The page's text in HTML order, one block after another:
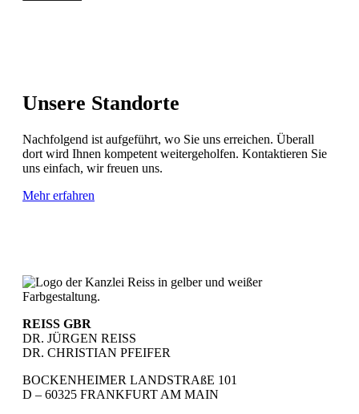
Unsere Standorte
Nachfolgend ist aufgeführt, wo Sie uns erreichen. Überall
dort wird Ihnen kompetent weitergeholfen. Kontaktieren Sie
uns einfach, wir freuen uns.
Mehr erfahren
REISS GBR
DR. JÜRGEN REISS
DR. CHRISTIAN PFEIFER
BOCKENHEIMER LANDSTRAßE 101
D – 60325 FRANKFURT AM MAIN